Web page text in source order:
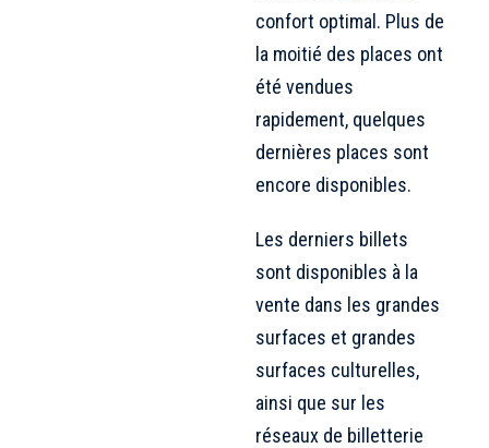
confort optimal. Plus de
la moitié des places ont
été vendues
rapidement, quelques
dernières places sont
encore disponibles.
Les derniers billets
sont disponibles à la
vente dans les grandes
surfaces et grandes
surfaces culturelles,
ainsi que sur les
réseaux de billetterie